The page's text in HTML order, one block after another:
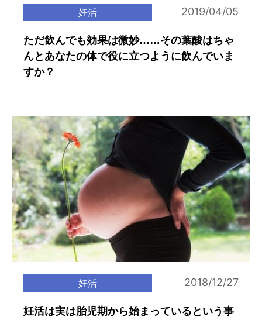
妊活 2019/04/05
ただ飲んでも効果は微妙……その葉酸はちゃ
んとあなたの体で役に立つように飲んでいま
すか？
妊活 2018/12/27
妊活は実は胎児期から始まっているという事